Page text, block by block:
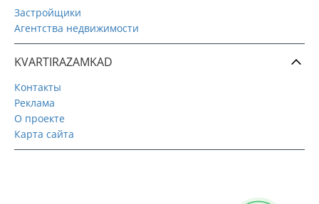
Застройщики
Агентства недвижимости
KVARTIRAZAMKAD
Контакты
Реклама
О проекте
Карта сайта